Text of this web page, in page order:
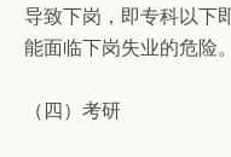
导致下岗，即专科以下
能面临下岗失业的危险。
（四）考研